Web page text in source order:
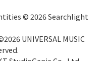
© 2026 Searchlight
UNIVERSAL MUSIC